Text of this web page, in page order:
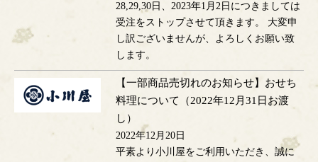
28,29,30日、2023年1月2日につきましては
受注をストップさせて頂きます。 大変申
し訳ございませんが、よろしくお願い致
します。
【一部商品売切れのお知らせ】おせち
料理について（2022年12月31日お渡
し）
2022年12月20日
平素より小川屋をご利用いただき、誠に